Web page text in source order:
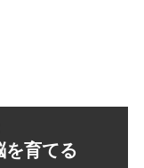
を育てる